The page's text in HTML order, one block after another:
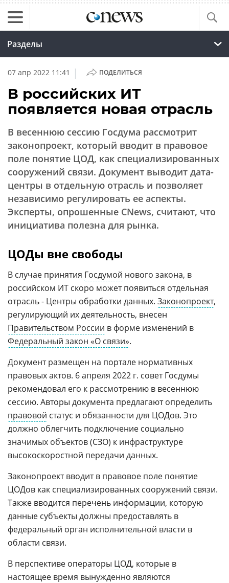
Разделы
07 апр 2022 11:41 | ПОДЕЛИТЬСЯ
В российских ИТ
появляется новая отрасль
В весеннюю сессию Госдума рассмотрит
законопроект, который вводит в правовое
поле понятие ЦОД, как специализированных
сооружений связи. Документ выводит дата-
центры в отдельную отрасль и позволяет
независимо регулировать ее аспекты.
Эксперты, опрошенные CNews, считают, что
инициатива полезна для рынка.
ЦОДы вне свободы
В случае принятия Госдумой нового закона, в
российском ИТ скоро может появиться отдельная
отрасль - Центры обработки данных. Законопроект,
регулирующий их деятельность, внесен
Правительством России в форме изменений в
Федеральный закон «О связи».
Документ размещен на портале нормативных
правовых актов. 6 апреля 2022 г. совет Госдумы
рекомендовал его к рассмотрению в весеннюю
сессию. Авторы документа предлагают определить
правовой статус и обязанности для ЦОДов. Это
должно облегчить подключение социально
значимых объектов (СЗО) к инфраструктуре
высокоскоростной передачи данных.
Законопроект вводит в правовое поле понятие
ЦОДов как специализированных сооружений связи.
Также вводится перечень информации, которую
данные субъекты должны предоставлять в
федеральный орган исполнительной власти в
области связи.
В перспективе операторы ЦОД, которые в
настоящее время вынужденно являются